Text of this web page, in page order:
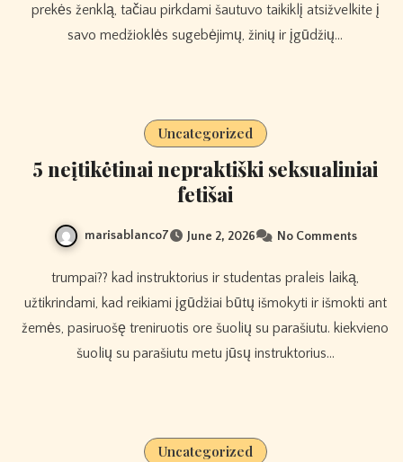
prekės ženklą, tačiau pirkdami šautuvo taikiklį atsižvelkite į
savo medžioklės sugebėjimų, žinių ir įgūdžių…
Uncategorized
5 neįtikėtinai nepraktiški seksualiniai
fetišai
marisablanco7 June 2, 2026 No Comments
trumpai?? kad instruktorius ir studentas praleis laiką,
užtikrindami, kad reikiami įgūdžiai būtų išmokyti ir išmokti ant
žemės, pasiruošę treniruotis ore šuolių su parašiutu. kiekvieno
šuolių su parašiutu metu jūsų instruktorius…
Uncategorized